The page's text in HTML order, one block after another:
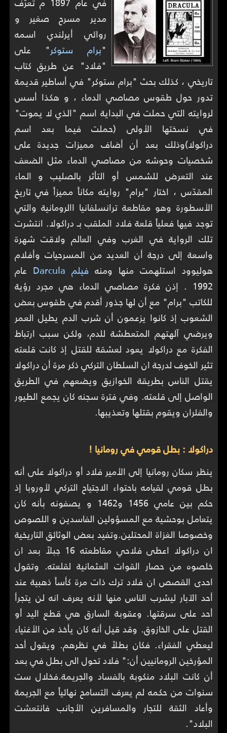
مدير مسرح صغير و
روائي أيرلندي اسمه
"برام ستوكر" على
"فلاد" عن طريق كتاب
تاريخي ، كذلك بحث "برام ستوكر" في أساطير قديمة
تدور حول طقوس مصاصي الدماء ، و هكذا أسس
لروايته التي حملت في البداية اسم "الذي لا يموت"
في نسختها الأولى (حملت فيما بعد اسم
دراكولا)وذلك بعد أن أضاف مميزات جديدة على
شخصيات وحوشه من مصاصي الدماء مثل الضعف
عند التعرض للشمس أو التأثر بالصليب و الماء
المقدّس ، اختار "برام" روايته مكاناً مميزاً في تاريخ
الأسطورة وهو مقاطعة ترانسلفانيا االرومانية والتي
توجد فيها فعلياً قلعة فلاد الملقب بـ دراكولا. انتشرت
تلك الرواية في الغرب وفي العالم ولاقت شهرة
واسعة إلى درجة أن العديد من المسرحيات وأفلام
هوليوود استلهمت منها ومنه فيلم Darcula
عام
1992 . إذن فكرة مصاصي الدماء هي مجرد رؤية
للكاتب "برام" مع أن لها جذور أقدم في طقوس بعض
الشعوب إذ كانوا يزعمون أن شرب الدم يطيل العمر
ويرضي آلهتهم المتعطشة للدم، ولكن سبب ارتباط
الفكرة مع دراكولا يعود لعشقة للقتل إذ كانت قلعته
تثير الخوف لدرجة ان السلطان التركي ذكر مرة أن دراكولا
يقتل الناس بطريقة الخوازيق ويضعهم في الطريق
الواصل إلى قلعته. وفي فترة سجنه كان يجمع الطيور
والفئران ويقوم بقتلها وتعذيبها.
دراكولا : بطل قومي في رومانيا !
ينظر سكان رومانيا إلى الأمير فلاد أو دراكولا على أنه
بطل قومي لقيامه باحتواء الاجتياح التركي لأوروبا إذ
حكم بين عامي 1456 و1462 و يصفونه بأنه كان
يتعامل بوحشية مع المسؤولين الفاسدين و اللصوص
وخصوصا الغزاة المحتلين.وتفيد بعض الوثائق التاريخية
ان دراكولا اعطى فلاحي مقاطعته 16 جبلاً بعد ان
خلصوه من حصار القوات العثمانية لقلعته. وتقول
احدى القصص ان فلاد ترك ذات مرة كأساً ذهبية عند
أحد الآبار ليشرب الناس منها لأنه يعرف انه لن يتجرأ
أحد على سرقتها. وعقوبة السارق هي قطع اليد أو
القتل على الخازوق. وقد قيل أنه كان يأخذ من الأغنياء
ليعطي الفقراء. فكان بطلاً في نظرهم. ويقول أحد
المؤرخين الرومانيين أن:" فلاد تحول الى بطل في بعد
أن كانت البلاد منكوبة بالفساد والجريمة.فخلال ست
سنوات من حكمه لم يعرف التسامح نهائياً مع الجريمة
وأعاد الثقة للتجار والمسافرين الأجانب فانتعشت
البلاد".